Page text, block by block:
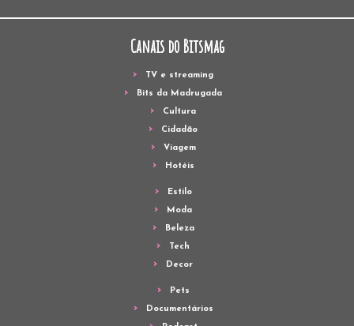
Canais do Bitsmag
TV e streaming
Bits da Madrugada
Cultura
Cidadão
Viagem
Hotéis
Estilo
Moda
Beleza
Tech
Decor
Pets
Documentários